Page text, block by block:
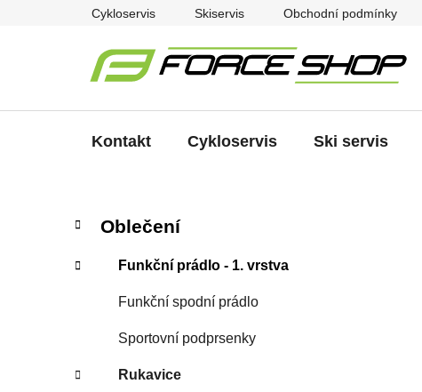
Cykloservis Skiservis Obchodní podmínky
Kontakt Cykloservis Ski servis
P
s
n
kategorie
K
a
e
e
Oblečení
Funkční prádlo - 1. vrstva
Funkční spodní prádlo
Sportovní podprsenky
Rukavice